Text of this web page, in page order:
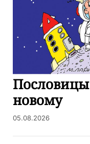
новому
05.08.2026